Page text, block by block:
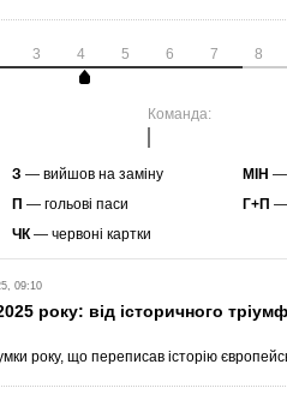
3 4 5 6 7 8
Команда:
З — вийшов на заміну МІН —
П — гольові паси Г+П —
ЧК— червоні картки
09:10
року: від історичного
року, що переписав історію